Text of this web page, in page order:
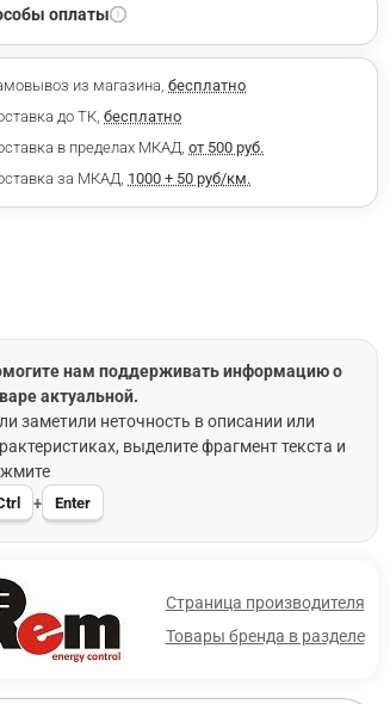
оплаты
из магазина, бесплатно
до ТК, бесплатно
в пределах МКАД, от 500 руб.
за МКАД, 1000 + 50 руб/км.
нам поддерживать информацию о
актуальной.
заметили неточность в описании или
выделите фрагмент текста и
+ Enter
Страница производителя
Товары бренда в разделе